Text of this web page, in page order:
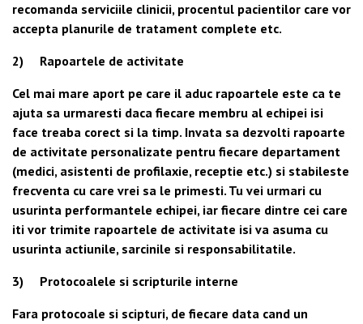
recomanda serviciile clinicii, procentul pacientilor care vor
accepta planurile de tratament complete etc.
2) Rapoartele de activitate
Cel mai mare aport pe care il aduc rapoartele este ca te
ajuta sa urmaresti daca fiecare membru al echipei isi
face treaba corect si la timp. Invata sa dezvolti rapoarte
de activitate personalizate pentru fiecare departament
(medici, asistenti de profilaxie, receptie etc.) si stabileste
frecventa cu care vrei sa le primesti. Tu vei urmari cu
usurinta performantele echipei, iar fiecare dintre cei care
iti vor trimite rapoartele de activitate isi va asuma cu
usurinta actiunile, sarcinile si responsabilitatile.
3) Protocoalele si scripturile interne
Fara protocoale si scipturi, de fiecare data cand un